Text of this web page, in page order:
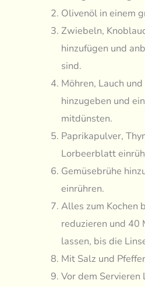
Olivenöl in einem
Zwiebeln,
hinzufügen und
sind.
Möhren, Lauch
hinzugeben und
mitdünsten.
Paprikapulver,
Lorbeerblatt
Gemüsebrühe
einrühren.
Alles zum Kochen
reduzieren und 40
lassen, bis die
Mit Salz und
Vor dem